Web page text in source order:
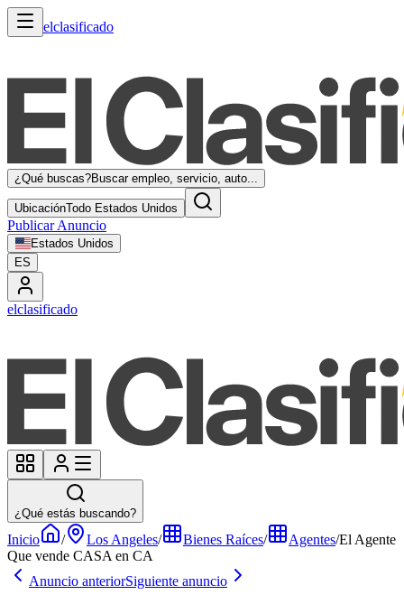
elclasificado
¿Qué buscas?Buscar empleo, servicio, auto...
UbicaciónTodo Estados Unidos
Publicar Anuncio
Estados Unidos
ES
elclasificado
¿Qué estás buscando?
Inicio / Los Angeles/ Bienes Raíces/ Agentes/El Agente
Que vende CASA en CA
Anuncio anteriorSiguiente anuncio